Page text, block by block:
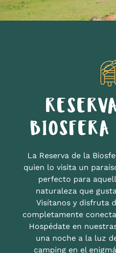
La Reserva de la
quien lo visita un
perfecto para
naturaleza que
Visítanos y disfruta
completamente
Hospédate en
una noche a la luz
camping en el